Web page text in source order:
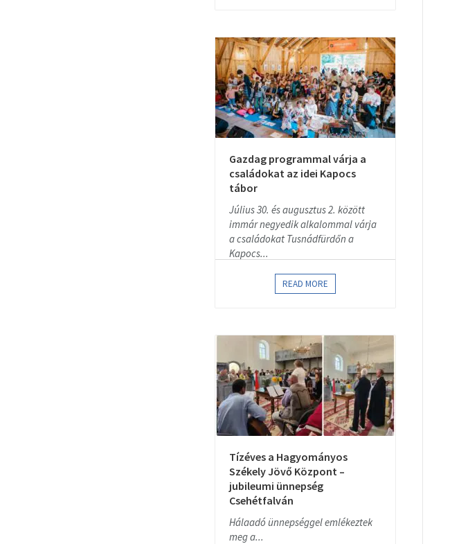
Gazdag programmal várja a
családokat az idei Kapocs
tábor
Július 30. és augusztus 2. között
immár negyedik alkalommal várja
a családokat Tusnádfürdőn a
Kapocs...
READ MORE
Tízéves a Hagyományos
Székely Jövő Központ –
jubileumi ünnepség
Csehétfalván
Hálaadó ünnepséggel emlékeztek
meg a...